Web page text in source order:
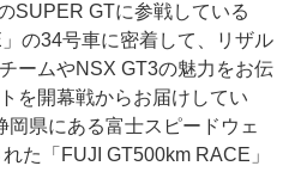
SUPER GTに参戦している
の34号車に密着して、リザル
ームやNSX GT3の魅力をお伝
を開幕戦からお届けしてい
岡県にある富士スピードウェ
た「FUJI GT500km RACE」